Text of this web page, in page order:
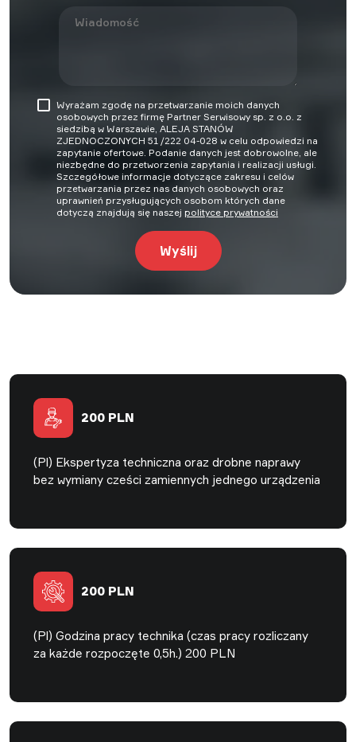
Wyrażam zgodę na przetwarzanie moich danych
osobowych przez firmę Partner Serwisowy sp. z o.o. z
siedzibą w Warszawie, ALEJA STANÓW
ZJEDNOCZONYCH 51 /222 04-028 w celu odpowiedzi na
zapytanie ofertowe. Podanie danych jest dobrowolne, ale
niezbędne do przetworzenia zapytania i realizacji usługi.
Szczegółowe informacje dotyczące zakresu i celów
przetwarzania przez nas danych osobowych oraz
uprawnień przysługujących osobom których dane
dotyczą znajdują się naszej polityce prywatności
200 PLN
(Pl) Ekspertyza techniczna oraz drobne naprawy
bez wymiany cześci zamiennych jednego urządzenia
200 PLN
(Pl) Godzina pracy technika (czas pracy rozliczany
za każde rozpoczęte 0,5h.) 200 PLN